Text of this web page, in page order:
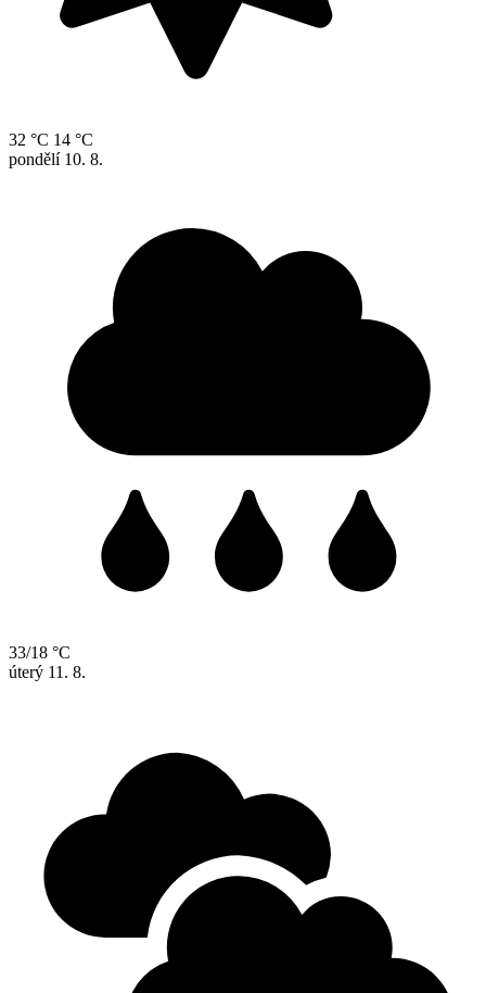
32 °C 14 °C
pondělí 10. 8.
33/18 °C
úterý 11. 8.